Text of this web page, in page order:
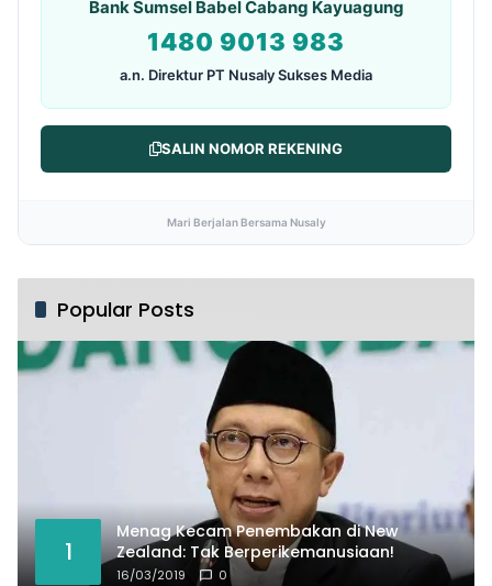
Bank Sumsel Babel Cabang Kayuagung
1480 9013 983
a.n. Direktur PT Nusaly Sukses Media
SALIN NOMOR REKENING
Mari Berjalan Bersama Nusaly
Popular Posts
1
Menag Kecam Penembakan di New
Zealand: Tak Berperikemanusiaan!
16/03/2019 0